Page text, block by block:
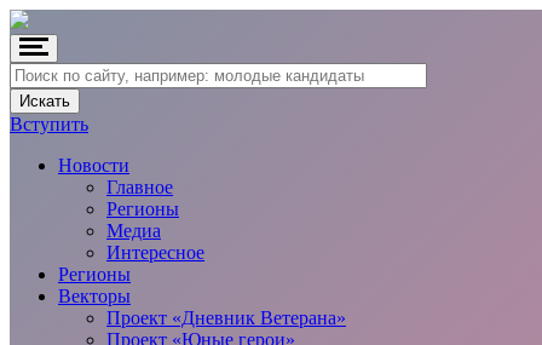
Вступить
Новости
Главное
Регионы
Медиа
Интересное
Регионы
Векторы
Проект «Дневник Ветерана»
Проект «Юные герои»